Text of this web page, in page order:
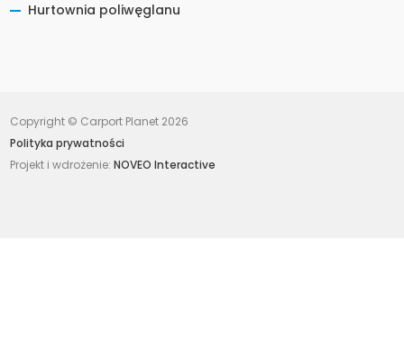
Hurtownia poliwęglanu
Copyright © Carport Planet 2026
Polityka prywatności
Projekt i wdrożenie:NOVEO Interactive